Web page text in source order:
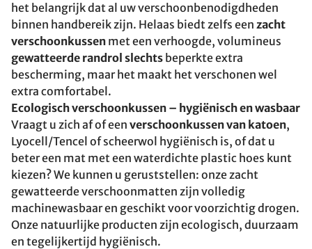
het belangrijk dat al uw verschoonbenodigdheden
binnen handbereik zijn. Helaas biedt zelfs een zacht
verschoonkussen met een verhoogde, volumineus
gewatteerde randrol slechts beperkte extra
bescherming, maar het maakt het verschonen wel
extra comfortabel.
Ecologisch verschoonkussen – hygiënisch en wasbaar
Vraagt u zich af of een verschoonkussen van katoen,
Lyocell/Tencel of scheerwol hygiënisch is, of dat u
beter een mat met een waterdichte plastic hoes kunt
kiezen? We kunnen u geruststellen: onze zacht
gewatteerde verschoonmatten zijn volledig
machinewasbaar en geschikt voor voorzichtig drogen.
Onze natuurlijke producten zijn ecologisch, duurzaam
en tegelijkertijd hygiënisch.